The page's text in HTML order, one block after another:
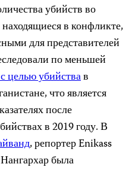
убийств во
в конфликте,
для представителей
по меньшей
целью убийствав
что является
после
в 2019 году. В
, репортер Enikass
была